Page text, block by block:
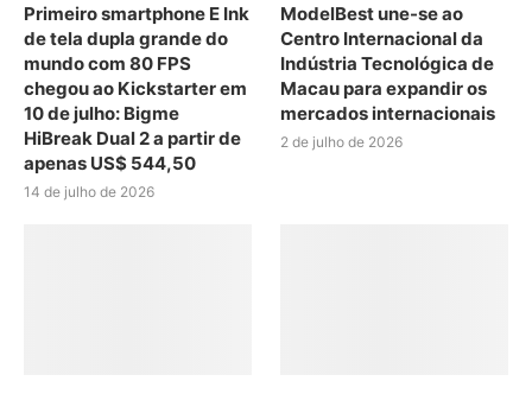
Primeiro smartphone E Ink
de tela dupla grande do
mundo com 80 FPS
chegou ao Kickstarter em
10 de julho: Bigme
HiBreak Dual 2 a partir de
apenas US$ 544,50
14 de julho de 2026
ModelBest une-se ao
Centro Internacional da
Indústria Tecnológica de
Macau para expandir os
mercados internacionais
2 de julho de 2026